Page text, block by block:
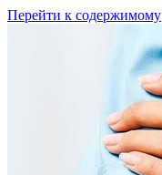
Перейти к содержимому